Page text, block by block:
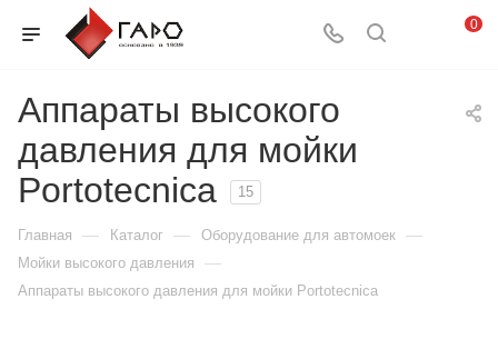
0
Аппараты высокого
давления для мойки
Portotecnica
15
Главная — Каталог — Оборудование для автомоек —
Мойки высокого давления —
Аппараты высокого давления для мойки Portotecnica